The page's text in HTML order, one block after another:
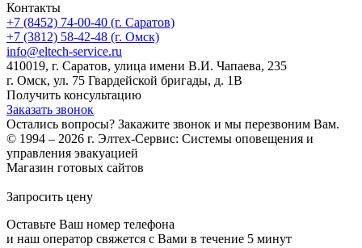
Контакты
+7 (8452) 74-00-40 (г. Саратов)
+7 (3812) 58-42-48 (г. Омск)
info@eltech-service.ru
410019, г. Саратов, улица имени В.И. Чапаева, 235
г. Омск, ул. 75 Гвардейской бригады, д. 1В
Получить консультацию
Заказать звонок
Остались вопросы? Закажите звонок и мы перезвоним Вам.
© 1994 – 2026 г. Элтех-Сервис: Системы оповещения и
управления эвакуацией
Магазин готовых сайтов
Запросить цену
Оставьте Ваш номер телефона
и наш оператор свяжется с Вами в течение 5 минут